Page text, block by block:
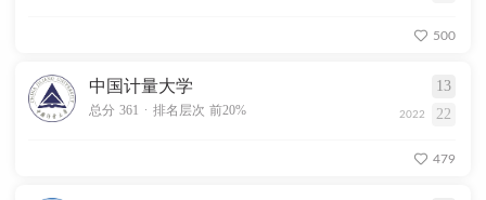
500
中国计量大学 13
总分 361 . 排名层次 前20% 2022 22
479